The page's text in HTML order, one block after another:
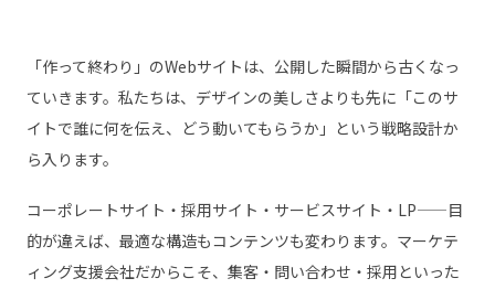
「作って終わり」のWebサイトは、公開した瞬間から古くなっ
ていきます。私たちは、デザインの美しさよりも先に「このサ
イトで誰に何を伝え、どう動いてもらうか」という戦略設計か
ら入ります。
コーポレートサイト・採用サイト・サービスサイト・LP——目
的が違えば、最適な構造もコンテンツも変わります。マーケテ
ィング支援会社だからこそ、集客・問い合わせ・採用といった